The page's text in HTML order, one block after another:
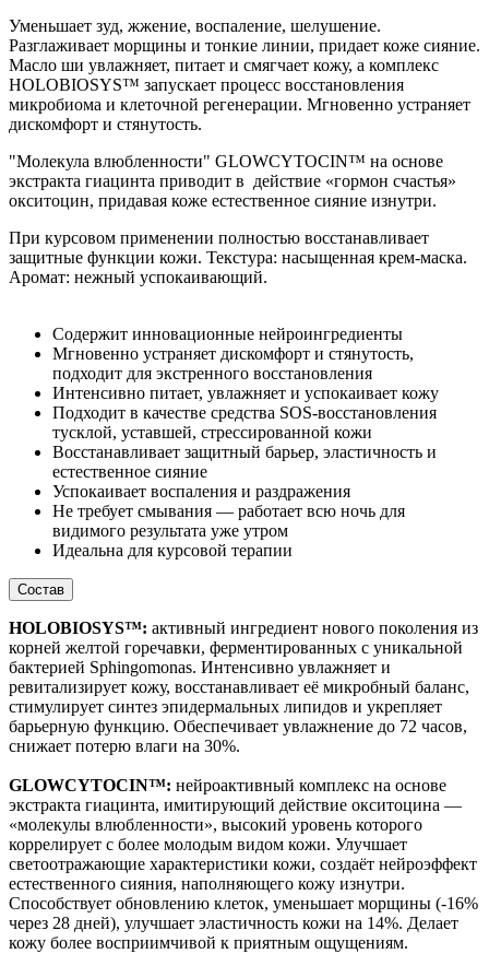
Уменьшает зуд, жжение, воспаление, шелушение.
Разглаживает морщины и тонкие линии, придает коже сияние.
Масло ши увлажняет, питает и смягчает кожу, а комплекс
HOLOBIOSYS™ запускает процесс восстановления
микробиома и клеточной регенерации. Мгновенно устраняет
дискомфорт и стянутость.
"Молекула влюбленности" GLOWCYTOCIN™ на основе
экстракта гиацинта приводит в действие «гормон счастья»
окситоцин, придавая коже естественное сияние изнутри.
При курсовом применении полностью восстанавливает
защитные функции кожи. Текстура: насыщенная крем-маска.
Аромат: нежный успокаивающий.
Содержит инновационные нейроингредиенты
Мгновенно устраняет дискомфорт и стянутость,
подходит для экстренного восстановления
Интенсивно питает, увлажняет и успокаивает кожу
Подходит в качестве средства SOS-восстановления
тусклой, уставшей, стрессированной кожи
Восстанавливает защитный барьер, эластичность и
естественное сияние
Успокаивает воспаления и раздражения
Не требует смывания — работает всю ночь для
видимого результата уже утром
Идеальна для курсовой терапии
Состав
HOLOBIOSYS™: активный ингредиент нового поколения из
корней желтой горечавки, ферментированных с уникальной
бактерией Sphingomonas. Интенсивно увлажняет и
ревитализирует кожу, восстанавливает её микробный баланс,
стимулирует синтез эпидермальных липидов и укрепляет
барьерную функцию. Обеспечивает увлажнение до 72 часов,
снижает потерю влаги на 30%.
GLOWCYTOCIN™: нейроактивный комплекс на основе
экстракта гиацинта, имитирующий действие окситоцина —
«молекулы влюбленности», высокий уровень которого
коррелирует с более молодым видом кожи. Улучшает
светоотражающие характеристики кожи, создаёт нейроэффект
естественного сияния, наполняющего кожу изнутри.
Способствует обновлению клеток, уменьшает морщины (-16%
через 28 дней), улучшает эластичность кожи на 14%. Делает
кожу более восприимчивой к приятным ощущениям.